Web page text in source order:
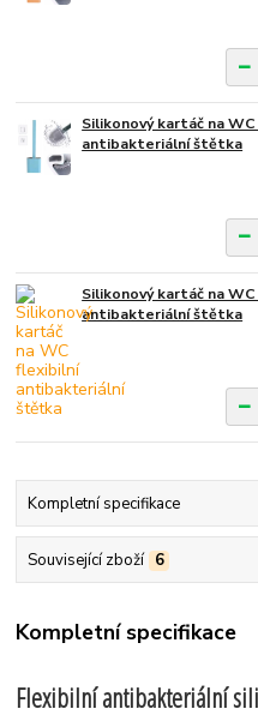
Silikonový kartáč na
antibakteriální štětka
Silikonový kartáč na
antibakteriální štětka
Kompletní specifikace
Související zboží 6
Kompletní specifikace
Flexibilní antibakteriální